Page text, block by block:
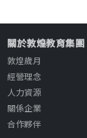
關於敦煌教育集團
敦煌歲月
經營理念
人力資源
關係企業
合作夥伴